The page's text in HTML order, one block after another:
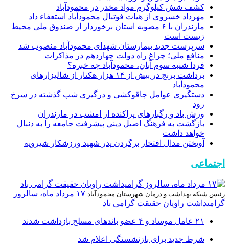
کشف شش کیلوگرم مواد مخدر در محمودآباد
مهرداد خسروی از هیات فوتبال محمودآباد استعفاء داد
مازندران با ۶ مصوبه استان‌ برخوردار از صندوق ملی محیط
زیست است
سرپرست جدید بیمارستان شهدای محمودآباد منصوب شد
منافع ملی؛ چراغ راه دولت چهاردهم در مذاکرات
فردا شنبه سوم آبان، محمودآباد چه خبره؟
برداشت برنج در بیش از ۱۴ هزار هکتار از شالیزار‌های
محمودآباد
دستگیری عوامل چاقوکشی و درگیری شب گذشته در سرخ
رود
وزش باد و رگبار‌های پراکنده از امشب در مازندران
بازگشت به فرهنگ اصيل ديني پيشرفت جامعه را به دنبال
خواهد داشت
آویختن مدال افتخار برگردن پدر شهید ورزشکار شیرویه
اجتماعی
رئیس شبکه بهداشت و درمان شهرستان محمودآباد
۱۷ مرداد ماه، سالروز
گرامیداشت راویان حقیقت گرامی باد
۲۱ عامل موساد و ۴ عضو باند‌های مسلح بازداشت شدند
شرط جدید برای بازنشستگی اعلام شد